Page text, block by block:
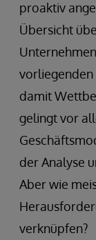
proaktiv
Übersicht
vorliegenden
damit
gelingt vor
der Analyse
Aber wie
verknüpfen?